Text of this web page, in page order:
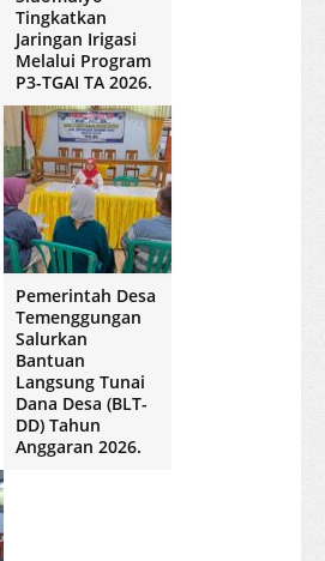
Tingkatkan
Jaringan Irigasi
Melalui Program
P3-TGAI TA 2026.
Pemerintah Desa
Temenggungan
Salurkan
Bantuan
Langsung Tunai
Dana Desa (BLT-
DD) Tahun
Anggaran 2026.